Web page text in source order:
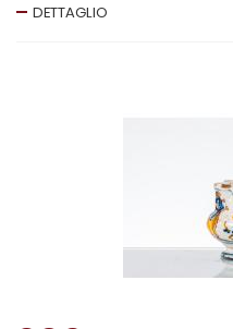
DETTAGLIO